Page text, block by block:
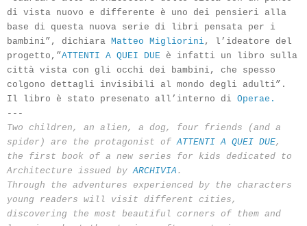
di vista nuovo e diffe­rente è uno dei pensieri alla
base di questa nuova serie di libri pensata per i
bambini”, dichiara Matteo Migliorini, l’ideatore del
progetto,”ATTENTI A QUEI DUE è infatti un libro sulla
città vista con gli occhi dei bambini, che spesso
colgono dettagli invisibili al mondo degli adulti”.
Il libro è stato presenato all’interno di Operae.
---
Two children, an alien, a dog, four friends (and a
spider) are the protagonist ofATTENTI A QUEI DUE,
the first book of a new series for kids dedicated to
Architecture issued byARCHIVIA .
Through the adventures experienced by the characters
young readers will visit different cities,
discovering the most beautiful corners of them and